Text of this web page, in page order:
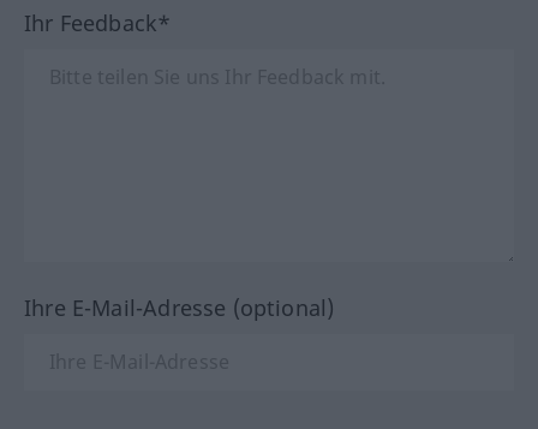
Ihr Feedback*
Ihre E-Mail-Adresse (optional)